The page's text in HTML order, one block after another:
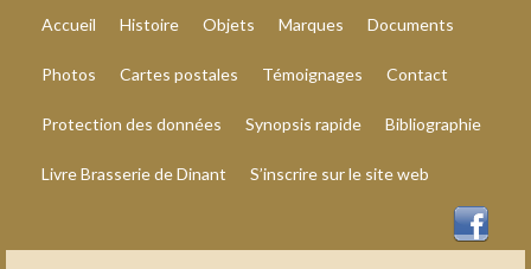
Accueil Histoire Objets Marques Documents
Photos Cartes postales Témoignages Contact
Protection des données Synopsis rapide Bibliographie
Livre Brasserie de Dinant S’inscrire sur le site web